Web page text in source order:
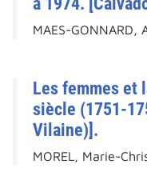
MAES-GONNARD,
Les femmes et
siècle (1751-
Vilaine)].
MOREL, Marie-